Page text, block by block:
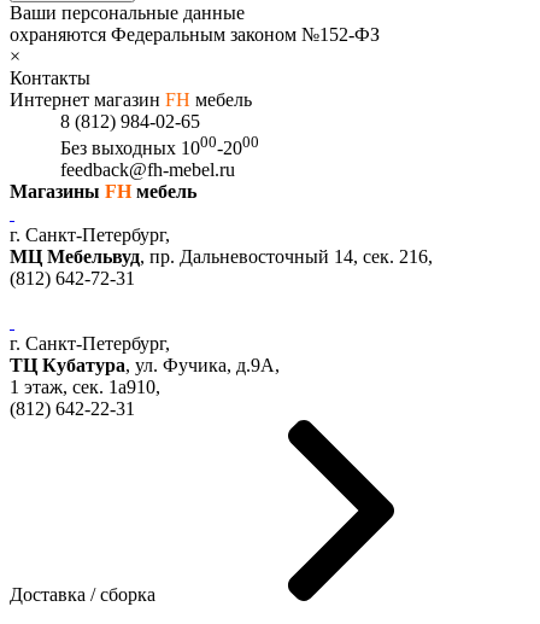
Ваши персональные данные
охраняются Федеральным законом №152-ФЗ
×
Контакты
Интернет магазин FH мебель
8 (812) 984-02-65
Без выходных 1000-2000
feedback@fh-mebel.ru
Магазины FHмебель
г. Санкт-Петербург,
МЦ Мебельвуд, пр. Дальневосточный 14, сек. 216,
(812) 642-72-31
г. Санкт-Петербург,
ТЦ Кубатура, ул. Фучика, д.9А,
1 этаж, сек. 1a910,
(812) 642-22-31
Доставка / сборка